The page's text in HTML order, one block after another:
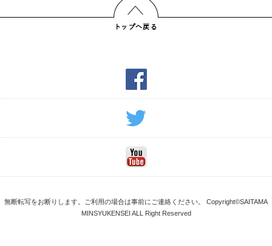
無断転写をお断りします。ご利用の場合は事前にご連絡ください。 Copyright©SAITAMA
MINSYUKENSEI ALL Right Reserved